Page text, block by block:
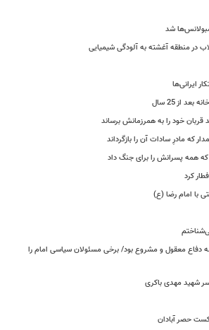
شد
در منطقه آغشته به آلودگی شیمیایی
ایرانی‌ها
از 25 سال
قربان خود را به همرزمانش برساند
که مادرِ سادات آن را بازگرداند
همه پسرانش را برای جنگ داد
کرد
با امام رضا (ع)
دفاع معقول و مشروع بود/ برخی مسئولان سیاسی امام را
شهید مهدی باکری
حصر آبادان